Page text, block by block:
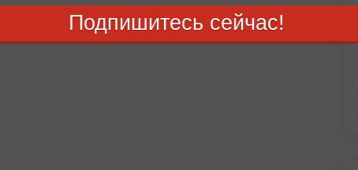
Подпишитесь сейчас!